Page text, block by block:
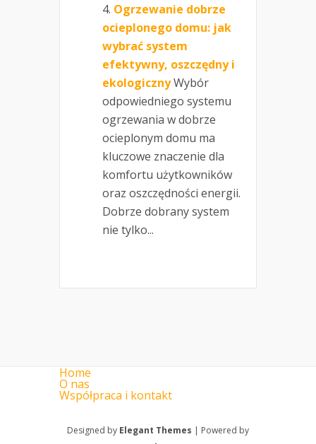
Ogrzewanie dobrze
ocieplonego domu: jak
wybrać system
efektywny, oszczędny i
ekologicznyWybór
odpowiedniego systemu
ogrzewania w dobrze
ocieplonym domu ma
kluczowe znaczenie dla
komfortu użytkowników
oraz oszczędności energii.
Dobrze dobrany system
nie tylko...
Home
O nas
Współpraca i kontakt
Designed by Elegant Themes | Powered by